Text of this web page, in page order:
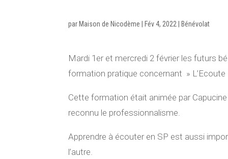
par Maison de Nicodème Fév 4, 2022 Bénévolat
Mardi 1er et mercredi 2 février les futurs
formation pratique concernant » L’Ecoute
Cette formation était animée par
reconnu le professionnalisme.
Apprendre à écouter en SP est aussi
l’autre.